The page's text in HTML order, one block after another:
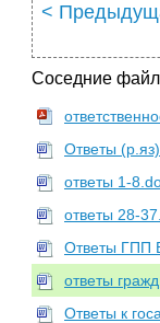
<
Соседние
Ответы
ответы 1-
ответы 28-
Ответы ГПП
ответы
Ответы к